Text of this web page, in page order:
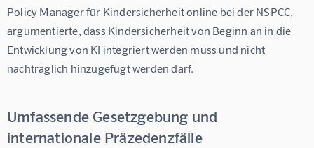
Policy Manager für Kindersicherheit online bei der NSPCC,
argumentierte, dass Kindersicherheit von Beginn an in die
Entwicklung von KI integriert werden muss und nicht
nachträglich hinzugefügt werden darf.
Umfassende Gesetzgebung und
internationale Präzedenzfälle